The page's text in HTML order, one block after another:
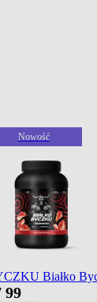
Nowość
Białko
99